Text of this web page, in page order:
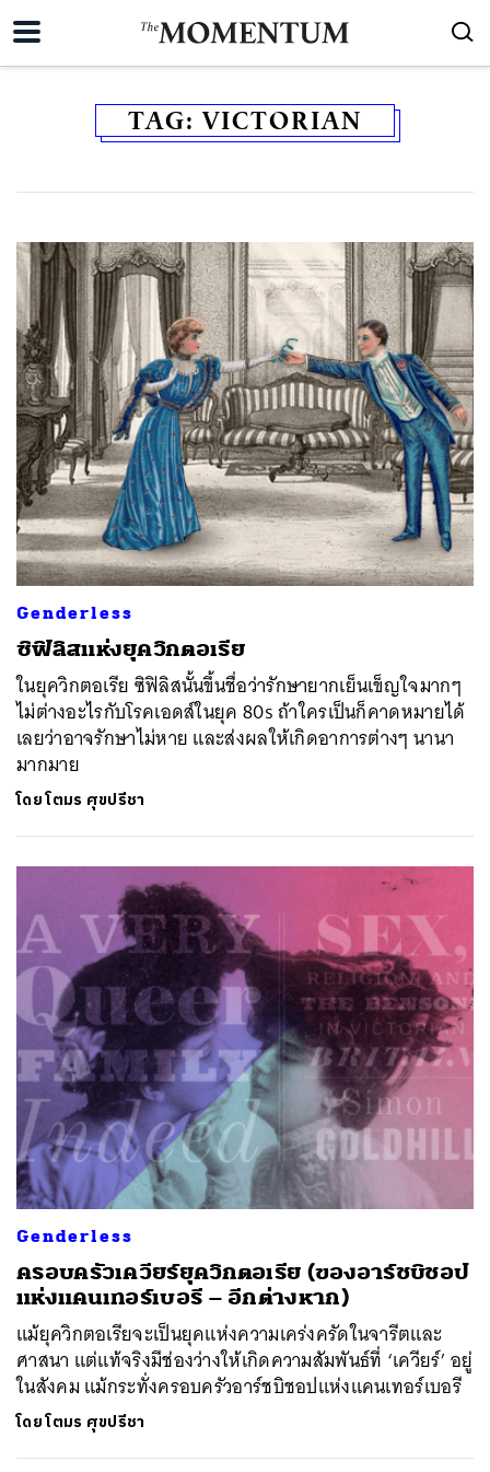
TAG:VICTORIAN
Genderless
ซิฟิลิสแห่งยุควิกตอเรีย
ในยุควิกตอเรีย ซิฟิลิสนั้นขึ้นชื่อว่ารักษายากเย็นเข็ญใจมากๆ
ไม่ต่างอะไรกับโรคเอดส์ในยุค 80s ถ้าใครเป็นก็คาดหมายได้
เลยว่าอาจรักษาไม่หาย และส่งผลให้เกิดอาการต่างๆ นานา
มากมาย
โดยโตมร ศุขปรีชา
Genderless
ครอบครัวเควียร์ยุควิกตอเรีย (ของอาร์ชบิชอป
แห่งแคนเทอร์เบอรี – อีกต่างหาก)
แม้ยุควิกตอเรียจะเป็นยุคแห่งความเคร่งครัดในจารีตและ
ศาสนา แต่แท้จริงมีช่องว่างให้เกิดความสัมพันธ์ที่ ‘เควียร์’ อยู่
ในสังคม แม้กระทั่งครอบครัวอาร์ชบิชอปแห่งแคนเทอร์เบอรี
โดยโตมร ศุขปรีชา
SHARE TWEET LINE EMAIL